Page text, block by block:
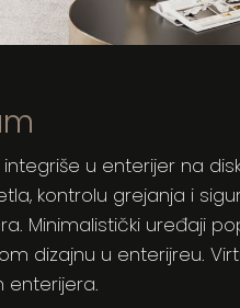
u enterijer na
kontrolu grejanja i
Minimalistički uređaji
dizajnu u enterijreu.
enterijera.